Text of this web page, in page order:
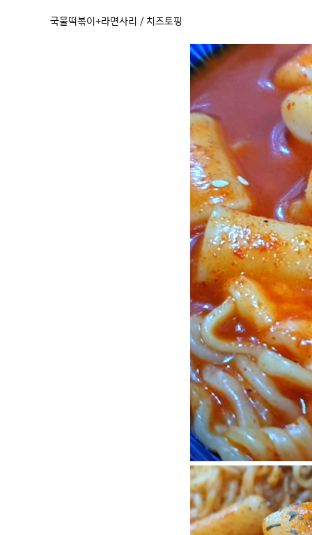
국물떡볶이+라면사리 / 치즈토핑